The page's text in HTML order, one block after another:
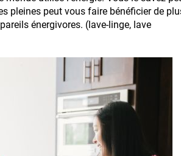
pleines peut vous faire bénéficier de
énergivores. (lave-linge, lave